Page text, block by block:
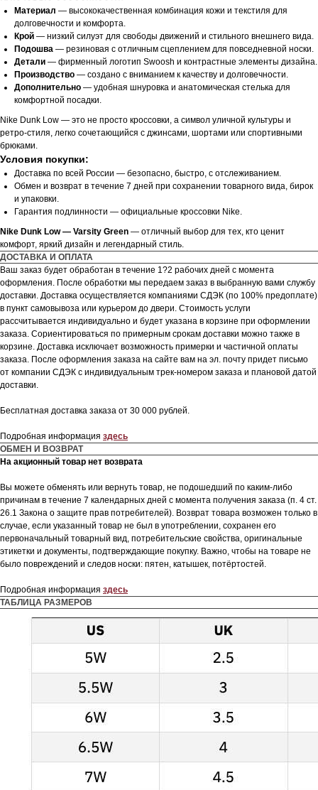
Материал — высококачественная комбинация кожи и текстиля для
долговечности и комфорта.
Крой — низкий силуэт для свободы движений и стильного внешнего вида.
Подошва — резиновая с отличным сцеплением для повседневной носки.
Детали — фирменный логотип Swoosh и контрастные элементы дизайна.
Производство — создано с вниманием к качеству и долговечности.
Дополнительно — удобная шнуровка и анатомическая стелька для
комфортной посадки.
Nike Dunk Low — это не просто кроссовки, а символ уличной культуры и
ретро-стиля, легко сочетающийся с джинсами, шортами или спортивными
брюками.
Условия покупки:
Доставка по всей России — безопасно, быстро, с отслеживанием.
Обмен и возврат в течение 7 дней при сохранении товарного вида, бирок
и упаковки.
Гарантия подлинности — официальные кроссовки Nike.
Nike Dunk Low — Varsity Green — отличный выбор для тех, кто ценит
комфорт, яркий дизайн и легендарный стиль.
ДОСТАВКА И ОПЛАТА
Ваш заказ будет обработан в течение 1?2 рабочих дней с момента
оформления. После обработки мы передаем заказ в выбранную вами службу
доставки. Доставка осуществляется компаниями СДЭК (по 100% предоплате)
в пункт самовывоза или курьером до двери. Стоимость услуги
рассчитывается индивидуально и будет указана в корзине при оформлении
заказа. Сориентироваться по примерным срокам доставки можно также в
корзине. Доставка исключает возможность примерки и частичной оплаты
заказа. После оформления заказа на сайте вам на эл. почту придет письмо
от компании СДЭК с индивидуальным трек-номером заказа и плановой датой
доставки.
Бесплатная доставка заказа от 30 000 рублей.
Подробная информация здесь
ОБМЕН И ВОЗВРАТ
На акционный товар нет возврата
Вы можете обменять или вернуть товар, не подошедший по каким-либо
причинам в течение 7 календарных дней с момента получения заказа (п. 4 ст.
26.1 Закона о защите прав потребителей). Возврат товара возможен только в
случае, если указанный товар не был в употреблении, сохранен его
первоначальный товарный вид, потребительские свойства, оригинальные
этикетки и документы, подтверждающие покупку. Важно, чтобы на товаре не
было повреждений и следов носки: пятен, катышек, потёртостей.
Подробная информация здесь
ТАБЛИЦА РАЗМЕРОВ